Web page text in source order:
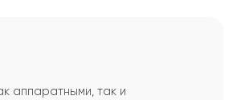
аппаратными, так и